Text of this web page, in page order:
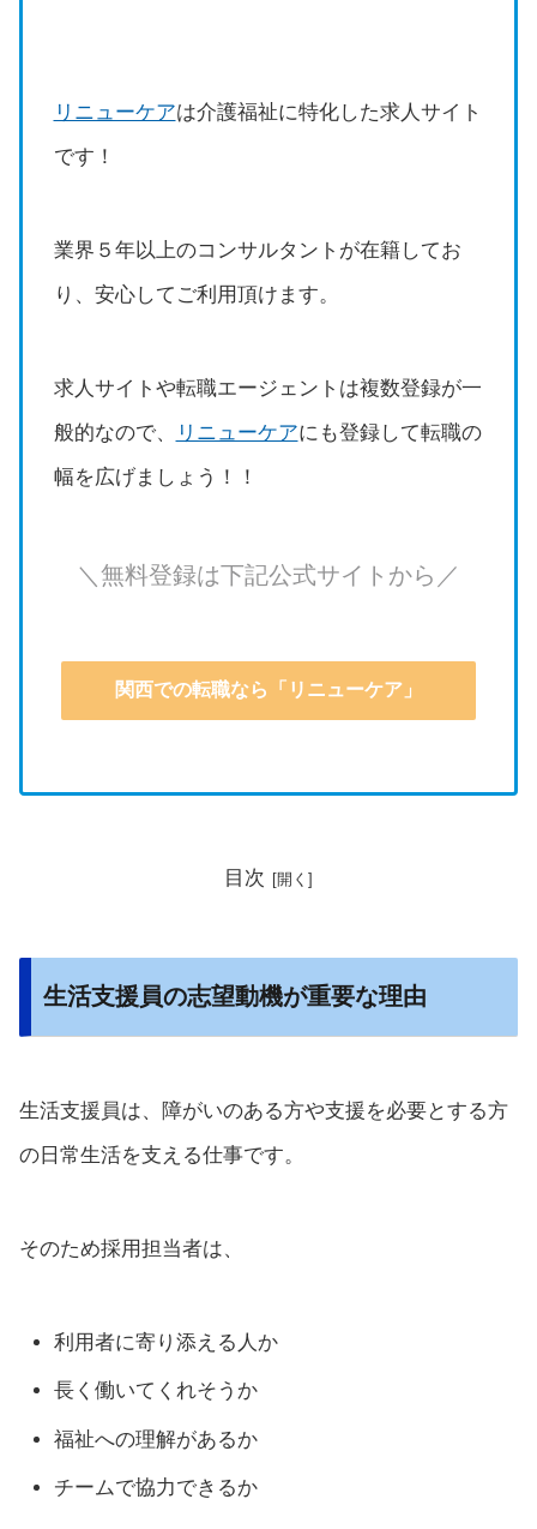
リニューケアは介護福祉に特化した求人サイト
です！
業界５年以上のコンサルタントが在籍してお
り、安心してご利用頂けます。
求人サイトや転職エージェントは複数登録が一
般的なので、
リニューケアにも登録して転職の
幅を広げましょう！！
＼無料登録は下記公式サイトから／
関西での転職なら「リニューケア」
目次
生活支援員の志望動機が重要な理由
生活支援員は、障がいのある方や支援を必要とする方
の日常生活を支える仕事です。
そのため採用担当者は、
利用者に寄り添える人か
長く働いてくれそうか
福祉への理解があるか
チームで協力できるか